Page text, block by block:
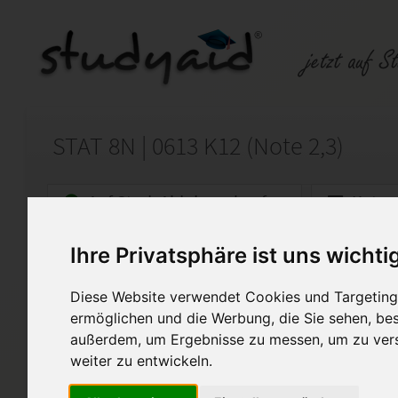
Ihre Privatsphäre ist uns
Diese Website verwendet Cookies und
ermöglichen und die Werbung, die Sie sehen,
außerdem, um Ergebnisse zu messen, um zu
weiter zu entwickeln.
STAT 8N | 0613 K12 (Note 2,3)
Auf StudyAid.de verkaufen
Startseite Technik und Informatik
Einsendeaufgabe STAT 8N-
Hier erhaltet Ihr meine
Einsendeaufgabe STAT 8N.
Diese darf nur als